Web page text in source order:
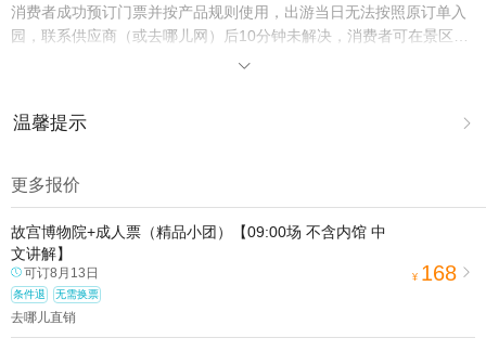
消费者成功预订门票并按产品规则使用，出游当日无法按照原订单入
园，联系供应商（或去哪儿网）后10分钟未解决，消费者可在景区购
买门市价入园并保留票根，去哪儿网将双倍赔付差价。

温馨提示 
动（如跳伞、潜水、滑雪等）前，请务必仔细阅读
2.为普及旅游安全知识及旅游文明公约，使您的旅程顺利圆满完成，
特制定《去哪儿网旅游安全手册》 ，请您认真阅读并切实遵守。
更多报价
故宫博物院+成人票（精品小团）【09:00场 不含内馆 中
文讲解】
可订8月13日
条件退 无需换票
去哪儿直销
¥ 168 